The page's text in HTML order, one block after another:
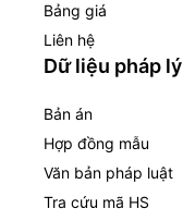
Bảng giá
Liên hệ
Dữ liệu pháp lý
Bản án
Hợp đồng mẫu
Văn bản pháp luật
Tra cứu mã HS